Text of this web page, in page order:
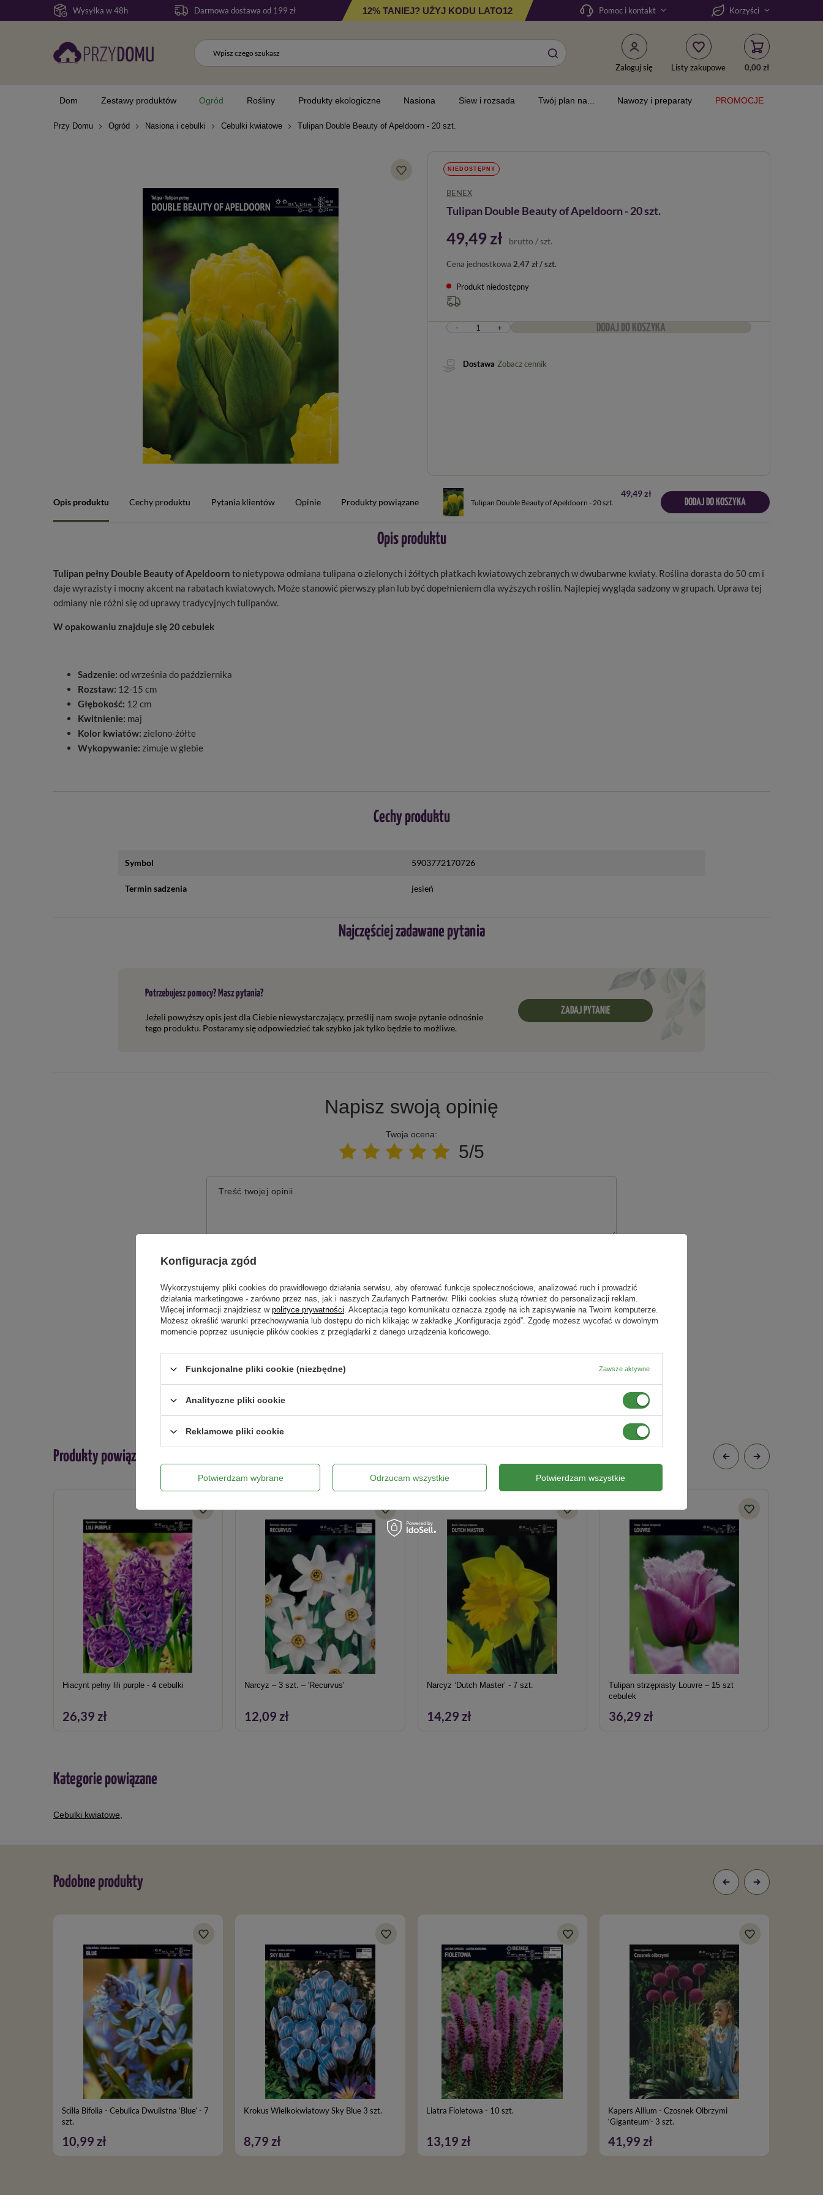
Wysyłka w 48h Darmowa dostawa od 199 zł 12% TANIEJ? UŻYJ KODU LATO12 Pomoc i kontakt Korzyści
Zaloguj się Listy zakupowe 0,00 zł
Dom Zestawy produktów Ogród Rośliny Produkty ekologiczne Nasiona Siew i rozsada Twój plan na... Nawozy i preparaty PROMOCJE
Przy Domu Ogród Nasiona i cebulki Cebulki kwiatowe Tulipan Double Beauty of Apeldoorn - 20 szt.
NIEDOSTĘPNY
BENEX
Tulipan Double Beauty of Apeldoorn - 20 szt.
49,49 zł brutto / szt.
Cena jednostkowa 2,47 zł / szt.
Produkt niedostępny
- + DODAJ DO KOSZYKA
Dostawa Zobacz cennik
Opis produktu Cechy produktu Pytania klientów Opinie Produkty powiązane Tulipan Double Beauty of Apeldoorn - 20 szt.
49,49 zł
DODAJ DO KOSZYKA
Opis produktu
Tulipan pełny Double Beautyof Apeldoorn to nietypowa odmiana tulipana o zielonych i żółtych płatkach kwiatowych zebranych w dwubarwne kwiaty. Roślina dorasta do 50 cm i
daje wyrazisty i mocny akcent na rabatach kwiatowych. Może stanowić pierwszy plan lub być dopełnieniem dla wyższych roślin. Najlepiej wygląda sadzony w grupach. Uprawa tej
odmiany nie różni się od uprawy tradycyjnych tulipanów.
W opakowaniu znajduje się 20 cebulek
Sadzenie: od września do października
Rozstaw: 12-15 cm
Głębokość: 12 cm
Kwitnienie: maj
Kolor kwiatów: zielono-żółte
Wykopywanie: zimuje w glebie
Cechy produktu
Symbol 5903772170726
Termin sadzenia jesień
Najczęściej zadawane pytania
Potrzebujesz pomocy? Masz pytania?
Jeżeli powyższy opis jest dla Ciebie niewystarczający, prześlij nam swoje pytanie odnośnie
tego produktu. Postaramy się odpowiedzieć tak szybko jak tylko będzie to możliwe.
ZADAJ PYTANIE
Napisz swoją opinię
Twoja ocena:
5/5
Treść twojej opinii
Dodaj własne zdjęcie produktu:
Twoje imię
Twój email
Produkty powiązane
Hiacynt pełny lili purple - 4 cebulki
26,39 zł
Narcyz – 3 szt. – 'Recurvus'
12,09 zł
Narcyz ‘Dutch Master’ - 7 szt.
14,29 zł
Tulipan strzępiasty Louvre – 15 szt
cebulek
36,29 zł
Kategorie powiązane
Cebulki kwiatowe
Podobne produkty
Scilla Bifolia - Cebulica Dwulistna ‘Blue’ - 7
szt.
10,99 zł
Krokus Wielkokwiatowy Sky Blue 3 szt.
8,79 zł
Liatra Fioletowa - 10 szt.
13,19 zł
Kapers Allium - Czosnek Olbrzymi
‘Giganteum’- 3 szt.
41,99 zł
Konfiguracja zgód
Wykorzystujemy pliki cookies do prawidłowego działania serwisu, aby oferować funkcje społecznościowe, analizować ruch i prowadzić
działania marketingowe - zarówno przez nas, jak i naszych Zaufanych Partnerów. Pliki cookies służą również do personalizacji reklam.
Więcej informacji znajdziesz w polityce prywatności. Akceptacja tego komunikatu oznacza zgodę na ich zapisywanie na Twoim komputerze.
Możesz określić warunki przechowywania lub dostępu do nich klikając w zakładkę „Konfiguracja zgód”. Zgodę możesz wycofać w dowolnym
momencie poprzez usunięcie plików cookies z przeglądarki z danego urządzenia końcowego.
Funkcjonalne pliki cookie (niezbędne) Zawsze aktywne
Analityczne pliki cookie
Reklamowe pliki cookie
Potwierdzam wybrane Odrzucam wszystkie Potwierdzam wszystkie